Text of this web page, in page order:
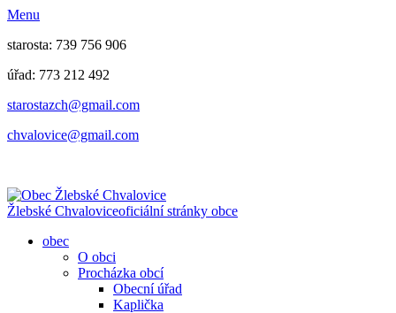
Menu
starosta: 739 756 906
úřad: 773 212 492
​​​​starostazch@gmail.com
​​​​chvalovice@gmail.com
Žlebské Chvaloviceoficiální stránky obce
obec
O obci
Procházka obcí
Obecní úřad
Kaplička